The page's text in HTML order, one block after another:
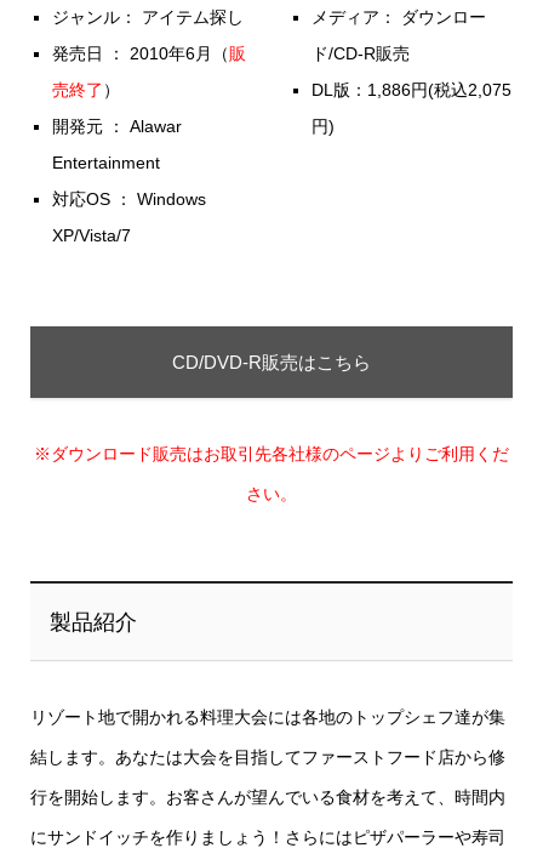
ジャンル： アイテム探し
発売日 ： 2010年6月（販
売終了 ）
開発元 ： Alawar
Entertainment
対応OS ： Windows
XP/Vista/7
メディア： ダウンロー
ド/CD-R販売
DL版：1,886円(税込2,075
円)
CD/DVD-R販売はこちら
※ダウンロード販売はお取引先各社様のページよりご利用くだ
さい。
製品紹介
リゾート地で開かれる料理大会には各地のトップシェフ達が集
結します。あなたは大会を目指してファーストフード店から修
行を開始します。お客さんが望んでいる食材を考えて、時間内
にサンドイッチを作りましょう！さらにはピザパーラーや寿司